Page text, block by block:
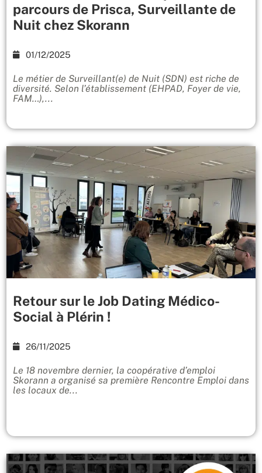
parcours de Prisca, Surveillante de
Nuit chez Skorann
01/12/2025
Le métier de Surveillant(e) de Nuit (SDN) est riche de
diversité. Selon l’établissement (EHPAD, Foyer de vie,
FAM…),...
Retour sur le Job Dating Médico-
Social à Plérin !
26/11/2025
Le 18 novembre dernier, la coopérative d’emploi
Skorann a organisé sa première Rencontre Emploi dans
les locaux de...